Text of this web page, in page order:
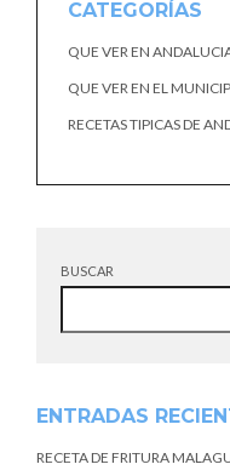
CATEGORÍAS
QUE VER EN
QUE VER EN EL
RECETAS TIPICAS DE
BUSCAR
ENTRADAS
RECETA DE FRITURA